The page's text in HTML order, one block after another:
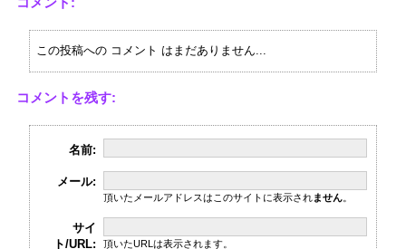
この投稿への コメント はまだありません...
コメントを残す:
名前:
メール:
頂いたメールアドレスはこのサイトに表示されません。
サイ
ト/URL:
頂いたURLは表示されます。